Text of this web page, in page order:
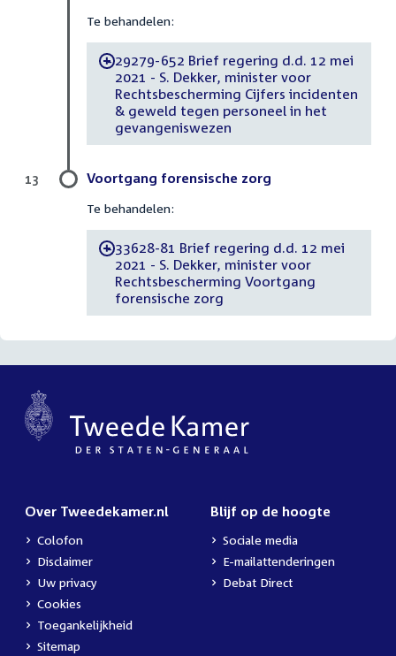
Te behandelen:
-29279-652 Brief regering d.d. 12 mei
2021 - S. Dekker, minister voor
Rechtsbescherming Cijfers incidenten
& geweld tegen personeel in het
gevangeniswezen
Voortgang forensische zorg
Te behandelen:
-33628-81 Brief regering d.d. 12 mei
2021 - S. Dekker, minister voor
Rechtsbescherming Voortgang
forensische zorg
13
Over Tweedekamer.nl
Colofon
Disclaimer
Uw privacy
Cookies
Toegankelijkheid
Sitemap
Blijf op de hoogte
Sociale media
E-mailattenderingen
Debat Direct